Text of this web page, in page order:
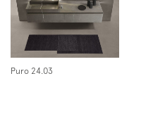
Dotato di aeratore limitato a 5 l\min.
Puro 24.03